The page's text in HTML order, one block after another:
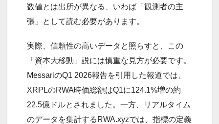
数値とは出所が異なる、いわば「観測者の主
張」として読む必要があります。
実際、信頼性の高いデータと照らすと、この
「資本大移動」説には慎重な見方が必要です。
MessariのQ1 2026報告を引用した報道では、
XRPLのRWA時価総額はQ1に124.1%増の約
22.5億ドルとされました。一方、リアルタイム
のデータを集計するRWA.xyzでは、指標の定義